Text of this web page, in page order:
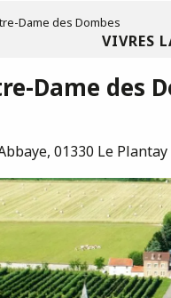
VIVRES
Dame des Dombes
Dame des
01330 Le Plantay